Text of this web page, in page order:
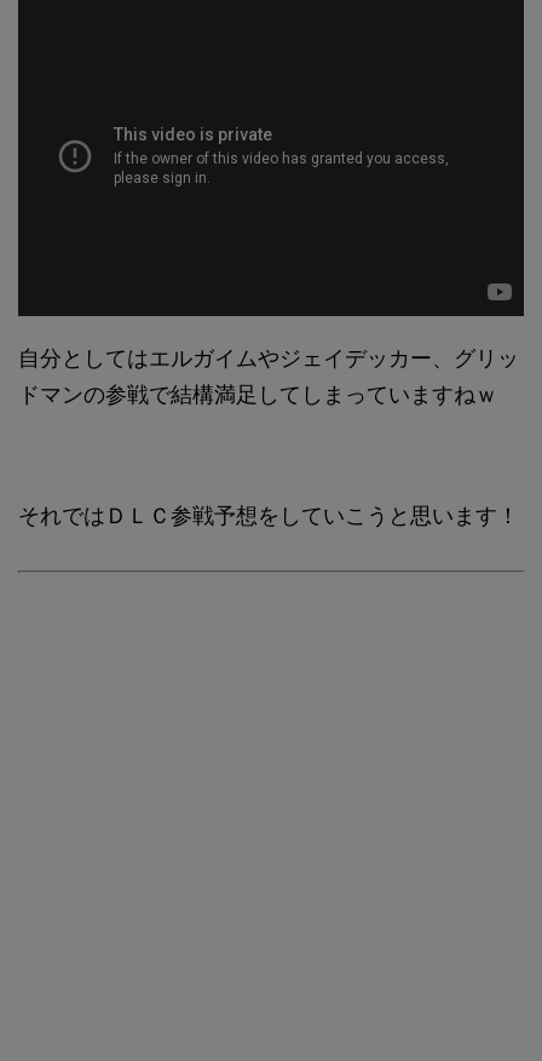
自分としてはエルガイムやジェイデッカー、グリッ
ドマンの参戦で結構満足してしまっていますねｗ
それではＤＬＣ参戦予想をしていこうと思います！